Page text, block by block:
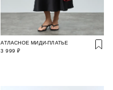
АТЛАСНОЕ МИДИ-ПЛАТЬЕ
3 999 ₽